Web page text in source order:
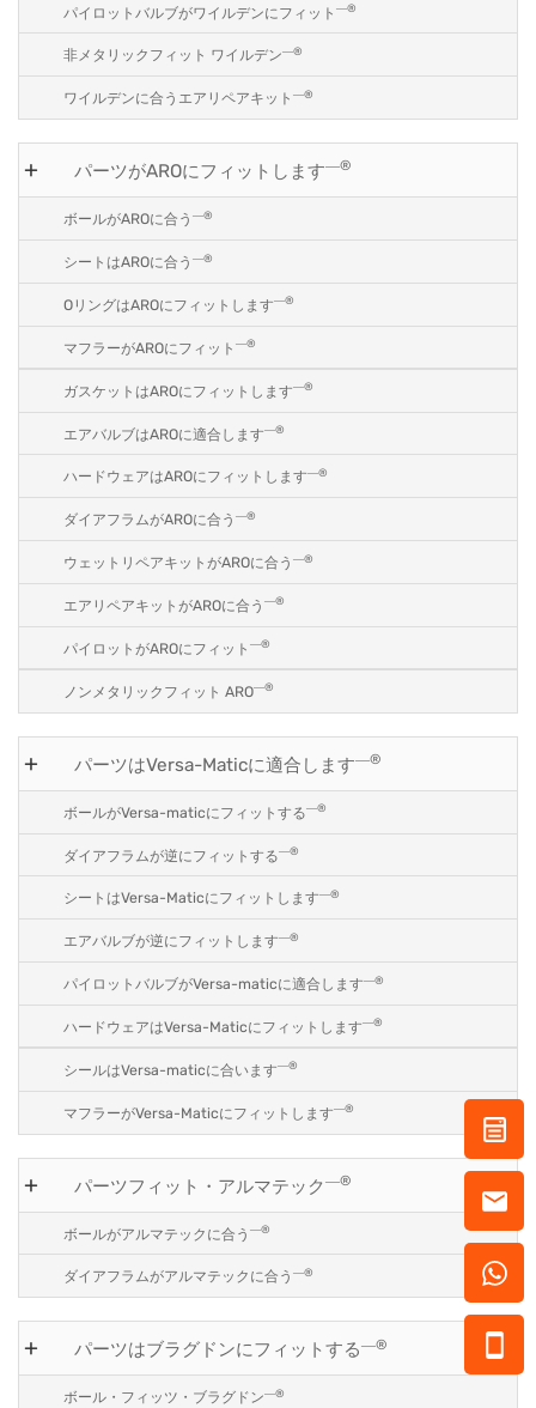
パイロットバルブがワイルデンにフィット ―®
非メタリックフィット ワイルデン―®
ワイルデンに合うエアリペアキット ―®
パーツがAROにフィットします―®
ボールがAROに合う ―®
シートはAROに合う ―®
OリングはAROにフィットします―®
マフラーがAROにフィット ―®
ガスケットはAROにフィットします―®
エアバルブはAROに適合します―®
ハードウェアはAROにフィットします―®
ダイアフラムがAROに合う ―®
ウェットリペアキットがAROに合う ―®
エアリペアキットがAROに合う ―®
パイロットがAROにフィット ―®
ノンメタリックフィット ARO―®
パーツはVersa-Maticに適合します―®
ボールがVersa-maticにフィットする―®
ダイアフラムが逆にフィットする―®
シートはVersa-Maticにフィットします―®
エアバルブが逆にフィットします―®
パイロットバルブがVersa-maticに適合します―®
ハードウェアはVersa-Maticにフィットします―®
シールはVersa-maticに合います―®
マフラーがVersa-Maticにフィットします―®
パーツフィット・アルマテック―®
ボールがアルマテックに合う ―®
ダイアフラムがアルマテックに合う ―®
パーツはブラグドンにフィットする―®
ボール・フィッツ・ブラグドン―®